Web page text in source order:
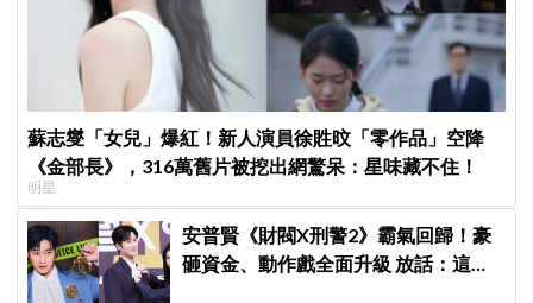
蘇志燮「女兒」爆紅！新人演員徐貹旼「零作品」空降
《金部長》，316萬舊片被挖出網驚呆：星味藏不住！
明星
安普賢《財閥X刑警2》霸氣回歸！豪
砸資金、動作戲全面升級 放話：這次